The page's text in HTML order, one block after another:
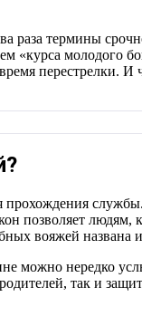
раза термины
«курса молодого
перестрелки.
позволяет людям,
вояжей
можно нередко
так и